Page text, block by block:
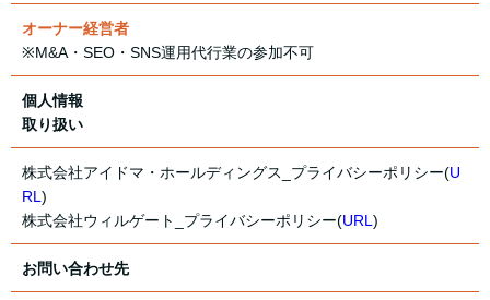
オーナー経営者
※M&A・SEO・SNS運用代行業の参加不可
個人情報
取り扱い
株式会社アイドマ・ホールディングス_プライバシーポリシー(U
RL)
株式会社ウィルゲート_プライバシーポリシー(URL)
お問い合わせ先